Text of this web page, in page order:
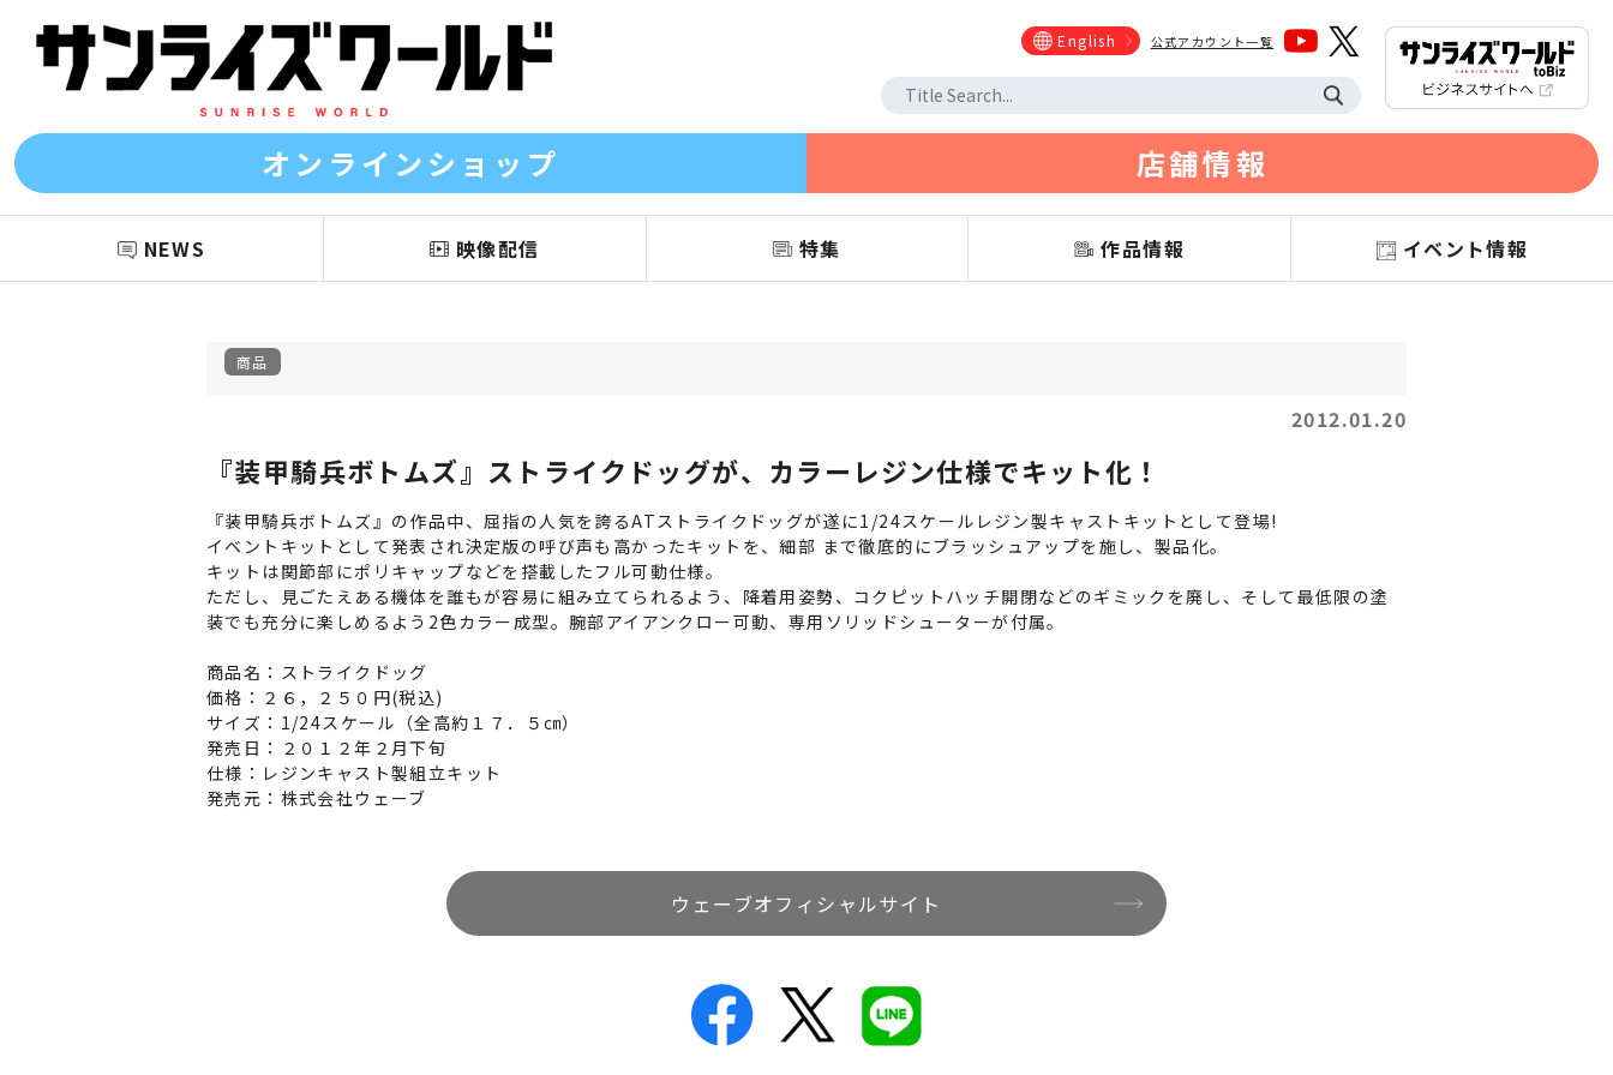
English 公式アカウント一覧
オンラインショップ 店舗情報
NEWS 映像配信 特集 作品情報 イベント情報
商品
2012.01.20
『装甲騎兵ボトムズ』ストライクドッグが、カラーレジン仕様でキット化！
『装甲騎兵ボトムズ』の作品中、屈指の人気を誇るATストライクドッグが遂に1/24スケールレジン製キャストキットとして登場!
イベントキットとして発表され決定版の呼び声も高かったキットを、細部 まで徹底的にブラッシュアップを施し、製品化。
キットは関節部にポリキャップなどを搭載したフル可動仕様。
ただし、見ごたえある機体を誰もが容易に組み立てられるよう、降着用姿勢、コクピットハッチ開閉などのギミックを廃し、そして最低限の塗
装でも充分に楽しめるよう2色カラー成型。腕部アイアンクロー可動、専用ソリッドシューターが付属。
商品名：ストライクドッグ
価格：２６，２５０円(税込)
サイズ：1/24スケール（全高約１７．５㎝）
発売日：２０１２年２月下旬
仕様：レジンキャスト製組立キット
発売元：株式会社ウェーブ
ウェーブオフィシャルサイト